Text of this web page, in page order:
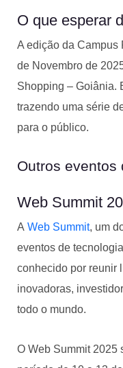
O que esperar
A edição da Campus
de Novembro de
Shopping – Goiânia.
trazendo uma série
para o público.
Outros eventos
Web Summit
A Web Summit, um
eventos de
conhecido por reunir
inovadoras,
todo o mundo.
O Web Summit 2025